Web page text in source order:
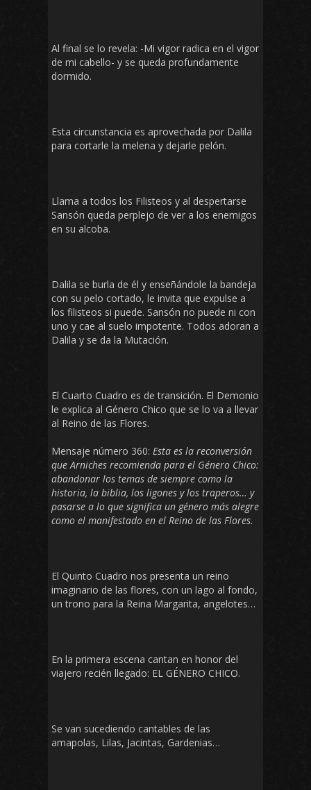
Al final se lo revela: -Mi vigor radica en el vigor
de mi cabello- y se queda profundamente
dormido.
Esta circunstancia es aprovechada por Dalila
para cortarle la melena y dejarle pelón.
Llama a todos los Filisteos y al despertarse
Sansón queda perplejo de ver a los enemigos
en su alcoba.
Dalila se burla de él y enseñándole la bandeja
con su pelo cortado, le invita que expulse a
los filisteos si puede. Sansón no puede ni con
uno y cae al suelo impotente. Todos adoran a
Dalila y se da la Mutación.
El Cuarto Cuadro es de transición. El Demonio
le explica al Género Chico que se lo va a llevar
al Reino de las Flores.
Mensaje número 360: Esta es la reconversión
que Arniches recomienda para el Género Chico:
abandonar los temas de siempre como la
historia, la biblia, los ligones y los traperos… y
pasarse a lo que significa un género más alegre
como el manifestado en el Reino de las Flores.
El Quinto Cuadro nos presenta un reino
imaginario de las flores, con un lago al fondo,
un trono para la Reina Margarita, angelotes…
En la primera escena cantan en honor del
viajero recién llegado: EL GÉNERO CHICO.
Se van sucediendo cantables de las
amapolas, Lilas, Jacintas, Gardenias…